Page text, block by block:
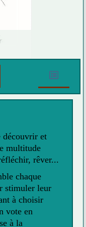
découvrir et
multitude
rêver...
chaque
stimuler leur
à choisir
vote en
à la